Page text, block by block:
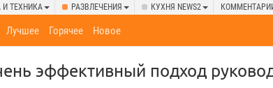
И ТЕХНИКА РАЗВЛЕЧЕНИЯ КУХНЯ NEWS2
Лучшее Горячее Новое
эффективный подход